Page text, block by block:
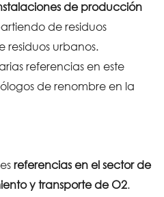
de producción
de residuos
residuos urbanos.
referencias en este
de renombre en la
referencias en el sector de
y transporte de O2.